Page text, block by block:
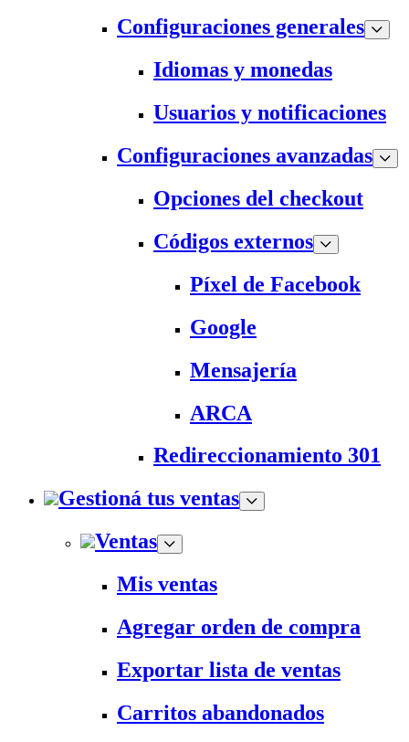
Configuraciones generales
Idiomas y monedas
Usuarios y notificaciones
Configuraciones avanzadas
Opciones del checkout
Códigos externos
Píxel de Facebook
Google
Mensajería
ARCA
Redireccionamiento 301
Gestioná tus ventas
Ventas
Mis ventas
Agregar orden de compra
Exportar lista de ventas
Carritos abandonados